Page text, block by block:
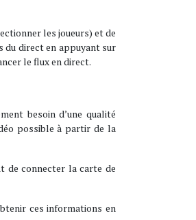
les joueurs) et de
du direct en appuyant sur
le flux en direct.
besoin d’une qualité
possible à partir de la
de connecter la carte de
ces informations en